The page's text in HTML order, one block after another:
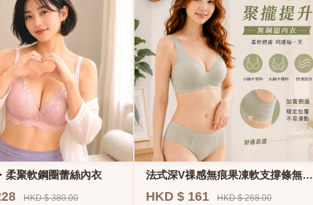
柔聚軟鋼圈蕾絲內衣
HKD $ 380.00
法式深V祼感無痕果凍軟支撐條無鋼
圈內衣
HKD $ 161 HKD $ 268.00